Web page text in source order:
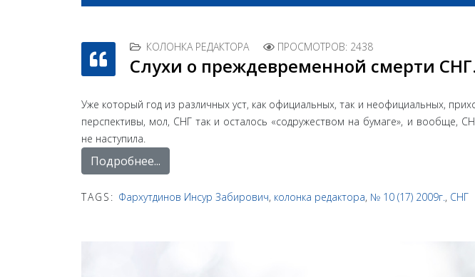
КОЛОНКА РЕДАКТОРА ПРОСМОТРОВ: 2438
Слухи о преждевременной смерти
Уже который год из различных уст, как официальных, так и неофициальных,
перспективы, мол, СНГ так и осталось «содружеством на бумаге», и вообще,
не наступила.
Подробнее...
TAGS: Фархутдинов Инсур Забирович, колонка редактора, № 10 (17) 2009г., СНГ